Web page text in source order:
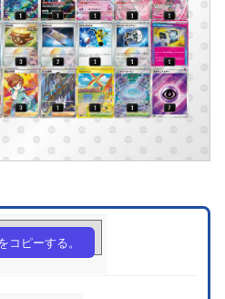
DN9Fcg-5kkfvk
コピーする。